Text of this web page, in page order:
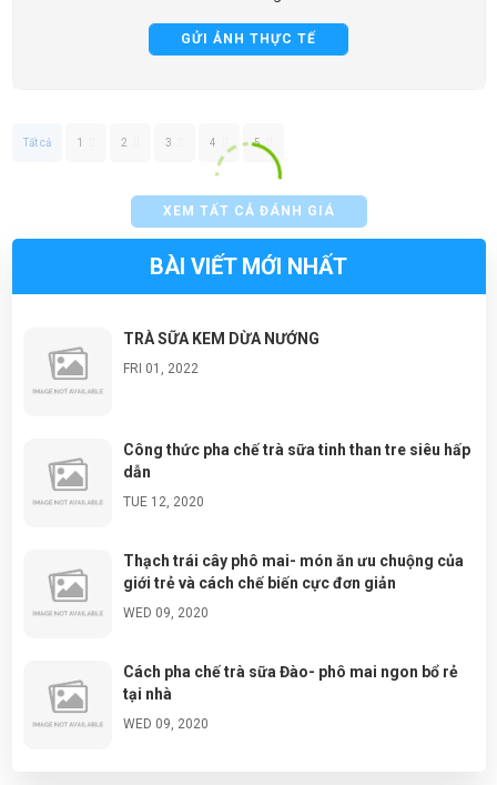
GỬI ẢNH THỰC TẾ
Tất cả 1 2 3 4 5
XEM TẤT CẢ ĐÁNH GIÁ
BÀI VIẾT MỚI NHẤT
TRÀ SỮA KEM DỪA NƯỚNG
FRI 01, 2022
Công thức pha chế trà sữa tinh than tre siêu hấp
dẫn
TUE 12, 2020
Thạch trái cây phô mai- món ăn ưu chuộng của
giới trẻ và cách chế biến cực đơn giản
WED 09, 2020
Cách pha chế trà sữa Đào- phô mai ngon bổ rẻ
tại nhà
WED 09, 2020